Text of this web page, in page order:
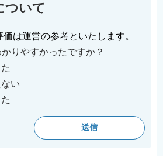
ついて
は運営の参考といたします。
りやすかったですか？
い